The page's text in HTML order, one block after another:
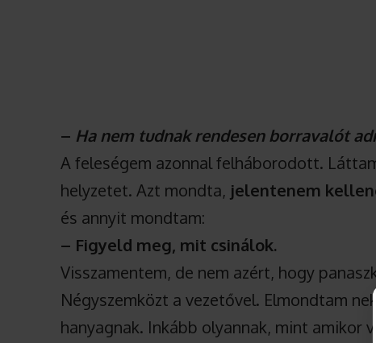
– Ha nem tudnak rendesen borravalót
A feleségem azonnal felháborodott.
helyzetet. Azt mondta, jelentenem
és annyit mondtam:
– Figyeld meg, mit csinálok.
Visszamentem, de nem azért, hogy
Négyszemközt a vezetővel. Elmondtam
hanyagnak. Inkább olyannak, mint amikor